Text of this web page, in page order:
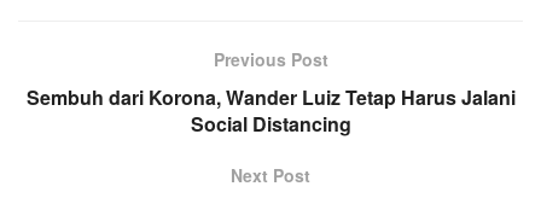
Previous Post
Sembuh dari Korona, Wander Luiz Tetap Harus Jalani
Social Distancing
Next Post